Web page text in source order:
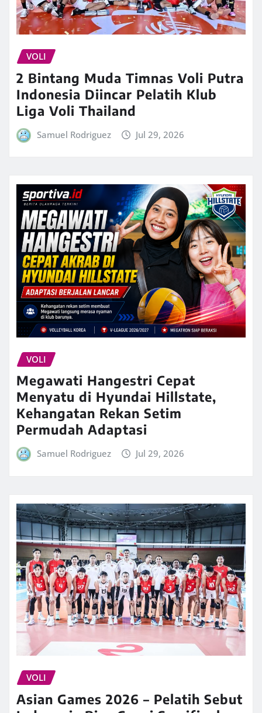
VOLI
2 Bintang Muda Timnas Voli Putra
Indonesia Diincar Pelatih Klub
Liga Voli Thailand
Samuel Rodriguez Jul 29, 2026
VOLI
Megawati Hangestri Cepat
Menyatu di Hyundai Hillstate,
Kehangatan Rekan Setim
Permudah Adaptasi
Samuel Rodriguez Jul 29, 2026
VOLI
Asian Games 2026 – Pelatih Sebut